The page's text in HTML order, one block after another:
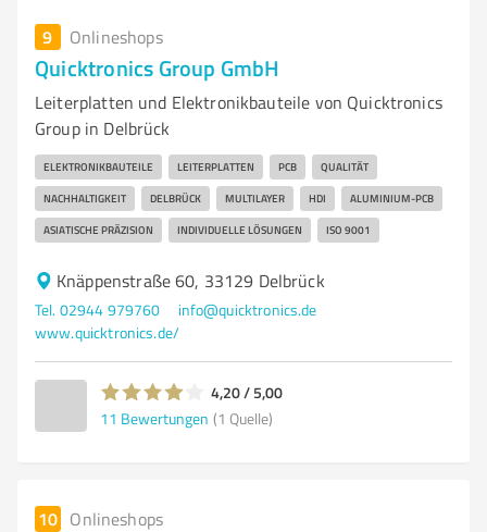
9 Onlineshops
Quicktronics Group GmbH
Leiterplatten und Elektronikbauteile von Quicktronics
Group in Delbrück
ELEKTRONIKBAUTEILE LEITERPLATTEN PCB QUALITÄT
NACHHALTIGKEIT DELBRÜCK MULTILAYER HDI ALUMINIUM-PCB
ASIATISCHE PRÄZISION INDIVIDUELLE LÖSUNGEN ISO 9001
Knäppenstraße 60, 33129 Delbrück
Tel. 02944 979760
info@quicktronics.de
www.quicktronics.de/
4,20 / 5,00
11 Bewertungen (1 Quelle)
10 Onlineshops